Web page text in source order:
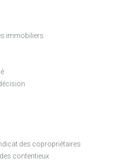
immobiliers
des copropriétaires
contentieux